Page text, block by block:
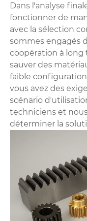
Dans l'analyse
fonctionner de
avec la sélection
sommes engagés
coopération à long
sauver des
faible
vous avez des
scénario
techniciens et
déterminer la